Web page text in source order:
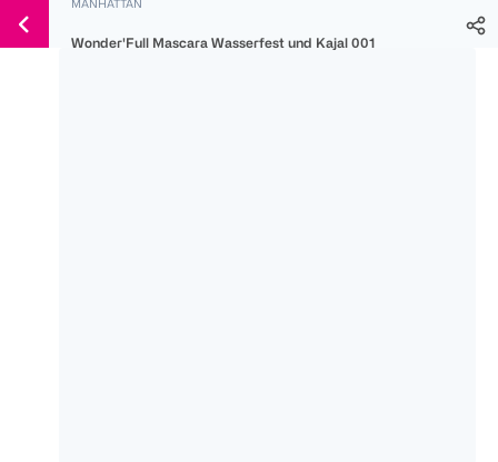
150 Ös
300 Ös
500 Ös
Weiter
zum
MANHATTAN
Wonder'Full Mascara Wasserfest und Kajal 001